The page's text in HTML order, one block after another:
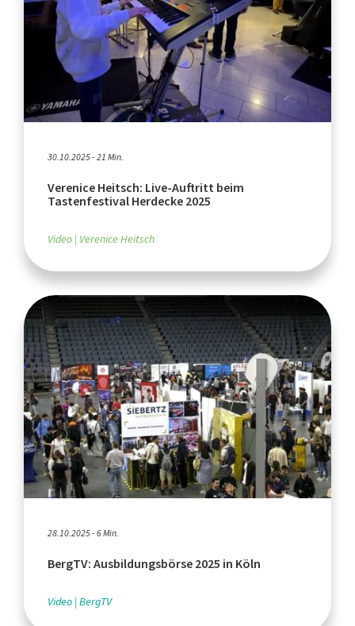
30.10.2025 - 21 Min.
Verenice Heitsch: Live-Auftritt beim
Tastenfestival Herdecke 2025
Video Verenice Heitsch
28.10.2025 - 6 Min.
BergTV: Ausbildungsbörse 2025 in Köln
Video BergTV